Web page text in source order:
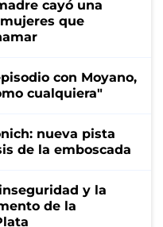
cayó una
que
con Moyano,
cualquiera"
nueva pista
de la emboscada
y la
de la